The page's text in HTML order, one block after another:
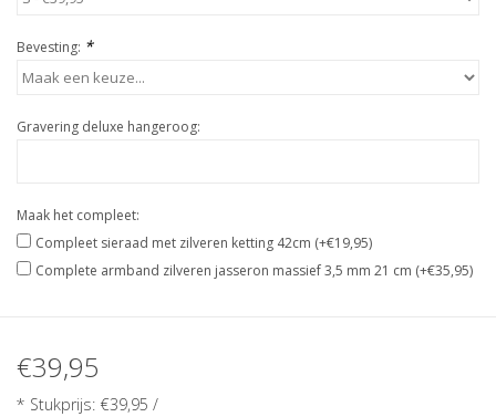
Bevesting: *
Gravering deluxe hangeroog:
Maak het compleet:
Compleet sieraad met zilveren ketting 42cm (+€19,95)
Complete armband zilveren jasseron massief 3,5 mm 21 cm (+€35,95)
€39,95
* Stukprijs: €39,95 /